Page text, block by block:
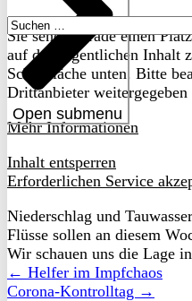
Open submenu
Suchen
nach:
Sie sehen gerade einen
auf den eigentlichen Inhalt
Schaltfläche unten. Bitte
Drittanbieter weitergegeben
Mehr Informationen
Inhalt entsperren
Erforderlichen Service
Niederschlag und
Flüsse sollen an diesem
Wir schauen uns die Lage
← Helfer im Impfchaos
Corona-Kontrolltag →